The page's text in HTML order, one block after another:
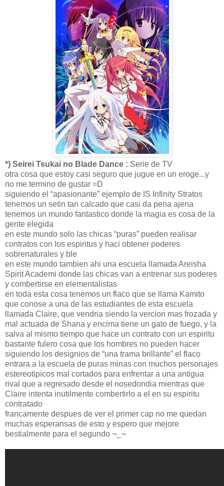
*) Seirei Tsukai no Blade Dance : Serie de TV
otra cosa que estoy casi seguro que jugue en un eroge...y
no me termino de gustar =D
siguiendo el “apasionante” ejemplo de IS Infinity Stratos
tenemos un setin tan calcado que casi da pena ajena
tenemos un mundo fantastico donde la magia es cosa de la
gente elegida
en este mundo solo las chicas “puras” pueden realisar
contratos con los espiritus y haci obtener poderes
sobrenaturales y ble
en este mundo tambien ahi una escuela llamada Areisha
Spirit Academi donde las chicas van a entrenar sus poderes
y combertirse en elementalistas
en toda esta cosa tenemos un flaco que se llama Kamito
que conose a una de las estudiantes de esta escuela
llamada Claire, que vendria siendo la vercion mas frozada y
mal actuada de Shana y encima tiene un gato de fuego, y la
salva al mismo tiempo que hace un contrato con un espiritu
bastante fulero cosa que los hombres no pueden hacer
siguiendo los designios de “una trama brillante” el flaco
entrara a la escuela de puras minas con muchos personajes
estereotipicos mal cortados para enfrentar a una antigua
rival que a regresado desde el nosedondia mientras que
Claire intenta inutilmente combertirlo a el en su espiritu
contratado
francamente despues de ver el primer cap no me quedan
muchas esperansas de esto y espero que mejore
bestialmente para el segundo ¬_¬